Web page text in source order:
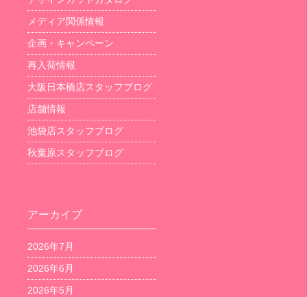
メディア関係情報
企画・キャンペーン
再入荷情報
大阪日本橋店スタッフブログ
店舗情報
池袋店スタッフブログ
秋葉原スタッフブログ
アーカイブ
2026年7月
2026年6月
2026年5月